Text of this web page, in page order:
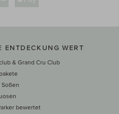
ENTDECKUNG WERT
& Grand Cru Club
Soßen
bewertet